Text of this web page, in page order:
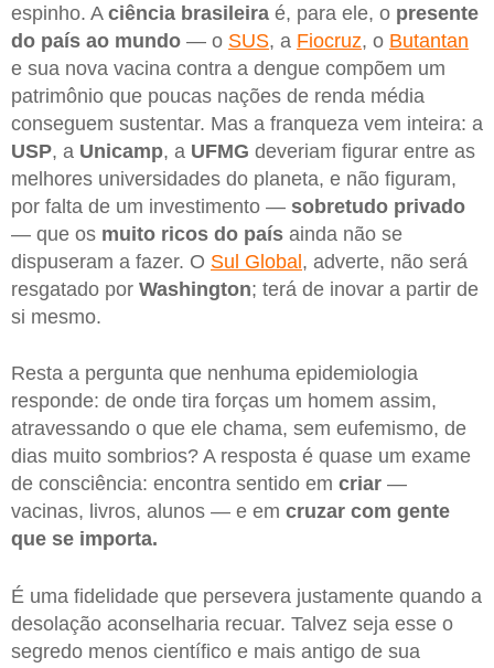
espinho. A ciência brasileira é, para ele, o presente
do país ao mundo — o SUS, a Fiocruz, o Butantan
e sua nova vacina contra a dengue compõem um
patrimônio que poucas nações de renda média
conseguem sustentar. Mas a franqueza vem inteira: a
USP, a Unicamp, a UFMG deveriam figurar entre as
melhores universidades do planeta, e não figuram,
por falta de um investimento — sobretudo privado
— que os muito ricos do país ainda não se
dispuseram a fazer. O Sul Global, adverte, não será
resgatado por Washington; terá de inovar a partir de
si mesmo.
Resta a pergunta que nenhuma epidemiologia
responde: de onde tira forças um homem assim,
atravessando o que ele chama, sem eufemismo, de
dias muito sombrios? A resposta é quase um exame
de consciência: encontra sentido em criar —
vacinas, livros, alunos — e em cruzar com gente
que se importa.
É uma fidelidade que persevera justamente quando a
desolação aconselharia recuar. Talvez seja esse o
segredo menos científico e mais antigo de sua